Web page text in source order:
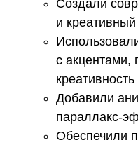
Создали
и
с
креативность
Добавили
параллакс-
Обеспечили